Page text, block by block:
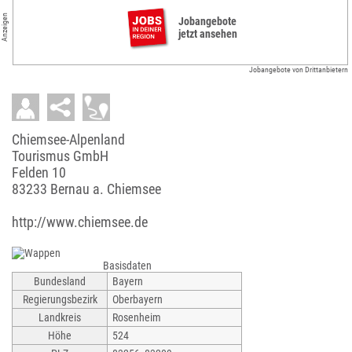
Anzeigen
Jobangebote
jetzt ansehen
Jobangebote von Drittanbietern
Chiemsee-Alpenland
Tourismus GmbH
Felden 10
83233 Bernau a. Chiemsee
http://www.chiemsee.de
Basisdaten
Bundesland
Bayern
Regierungsbezirk
Oberbayern
Landkreis
Rosenheim
Höhe
524